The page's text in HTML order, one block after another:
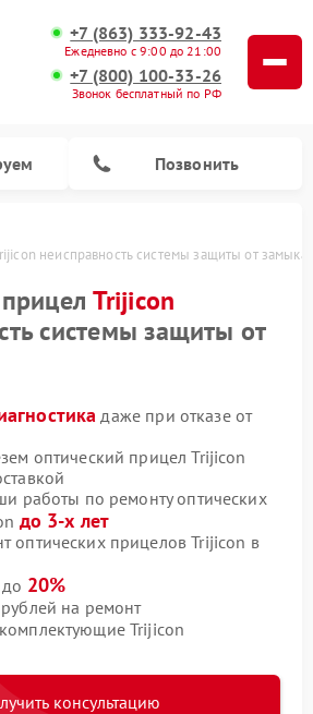
+7 (863) 333-92-43
Ежедневно с 9:00 до 21:00
+7 (800) 100-33-26
Звонок бесплатный по РФ
Позвонить
неисправность системы защиты от
Trijicon
системы защиты от
даже при отказе от
оптический прицел Trijicon
работы по ремонту оптических
до 3-х лет
оптических прицелов Trijicon в
20%
на ремонт
Trijicon
консультацию